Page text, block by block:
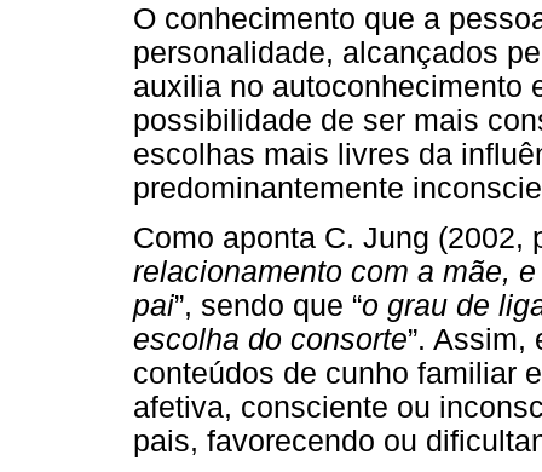
O conhecimento que a
personalidade, alcançados
auxilia no autoconhecimento
possibilidade de ser mais
escolhas mais livres da
predominantemente
Como aponta C. Jung (2002,
relacionamento com a mãe,
pai”, sendo que “o grau de
escolha do consorte”. Assim,
conteúdos de cunho familiar
afetiva, consciente ou
pais, favorecendo ou